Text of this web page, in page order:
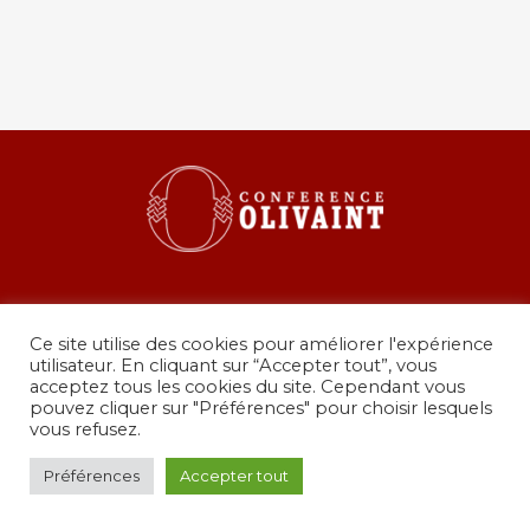
36 rue de Grenelle, 75007 Paris
presidence@conferenceolivaint.fr
© Copyright 2024 - Conférence Olivaint -
Ce site utilise des cookies pour améliorer l'expérience
utilisateur. En cliquant sur “Accepter tout”, vous
acceptez tous les cookies du site. Cependant vous
pouvez cliquer sur "Préférences" pour choisir lesquels
vous refusez.
Préférences Accepter tout